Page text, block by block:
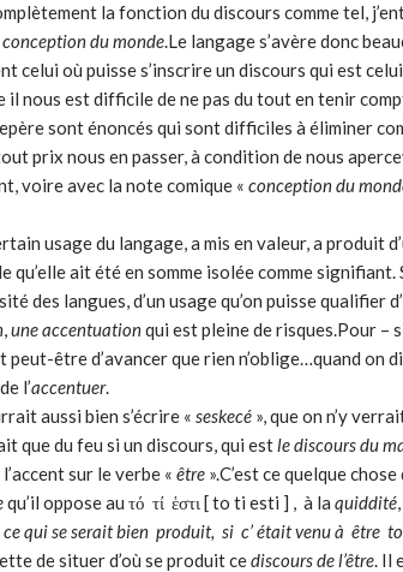
la fonction du discours comme tel,
conception du monde.Le langage s’avère donc
celui où puisse s’inscrire un discours qui est
il nous est difficile de ne pas du tout en tenir
sont énoncés qui sont difficiles à éliminer
prix nous en passer, à condition de nous
voire avec la note comique « conception du
usage du langage, a mis en valeur, a produit
qu’elle ait été en somme isolée comme signifiant.
des langues, d’un usage qu’on puisse
,une accentuationqui est pleine de risques.Pour –
être d’avancer que rien n’oblige…quand on
l’accentuer.
aussi bien s’écrire « seskecé », que on n’y
que du feu si un discours, qui estle discours du
sur le verbe « être ».C’est ce quelque
qu’il oppose au τό τί ἑστι [ to ti esti ] , à la quiddité
ce qui se serait bien produit, si c’ était venu à être
de situer d’où se produit cediscours de l’être. Il